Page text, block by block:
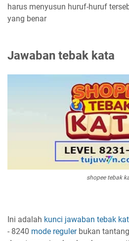
harus menyusun huruf-huruf
yang benar
Jawaban tebak kata
shopee tebak
Ini adalah kunci jawaban tebak
- 8240 mode regulerbukan